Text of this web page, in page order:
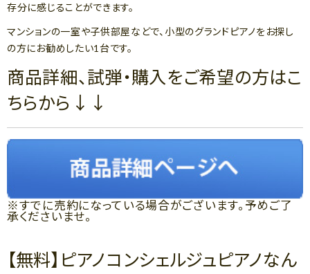
存分に感じることができます。
マンションの一室や子供部屋などで、小型のグランドピアノをお探し
の方にお勧めしたい1台です。
商品詳細、試弾・購入をご希望の方はこ
ちらから↓↓
※すでに売約になっている場合がございます。予めご了
承くださいませ。
【無料】ピアノコンシェルジュピアノなん